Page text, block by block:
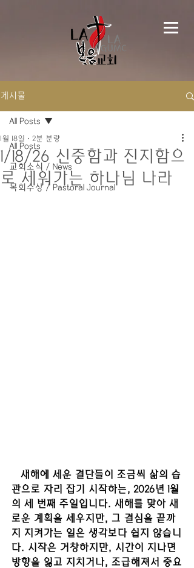
게시물
All Posts
교회소식 / News
목회수상 / Pastoral Journal
All Posts
1/18/26 신중함과 진지함으
로 세워가는 하나님 나라
1월 18일 2분 분량
새해에 세운 결단들이 조금씩 삶의 습
관으로 자리 잡기 시작하는, 2026년 1월
의 세 번째 주일입니다. 새해를 맞아 새
로운 계획을 세우지만, 그 결심을 끝까
지 지켜가는 일은 생각보다 쉽지 않습니
다. 시작은 거창하지만, 시간이 지나면
방향을 잃고 지치거나, 조급해져서 중요